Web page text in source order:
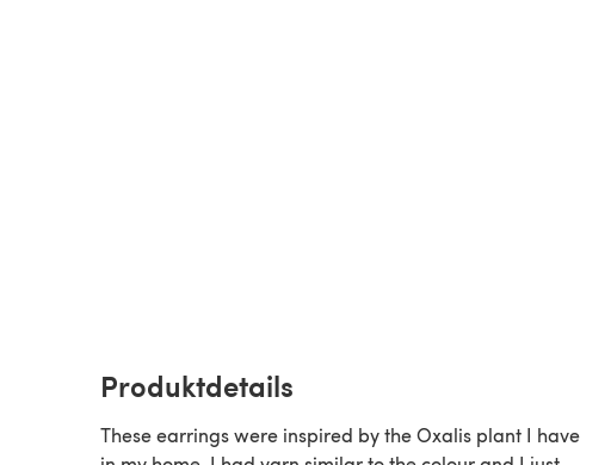
Produktdetails
These earrings were inspired by the Oxalis plant I have